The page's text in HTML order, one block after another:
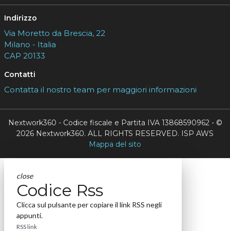
Indirizzo
Via Moretto da Brescia, 22
Milano - Italia
CAP 20133
Contatti
Contatta il nostro team per maggiori informazioni
Nextwork360 - Codice fiscale e Partita IVA 13868590962 - ©
2026 Nextwork360. ALL RIGHTS RESERVED. ISP AWS
Mappa del sito
close
Codice Rss
Clicca sul pulsante per copiare il link RSS negli
appunti.
RSS link